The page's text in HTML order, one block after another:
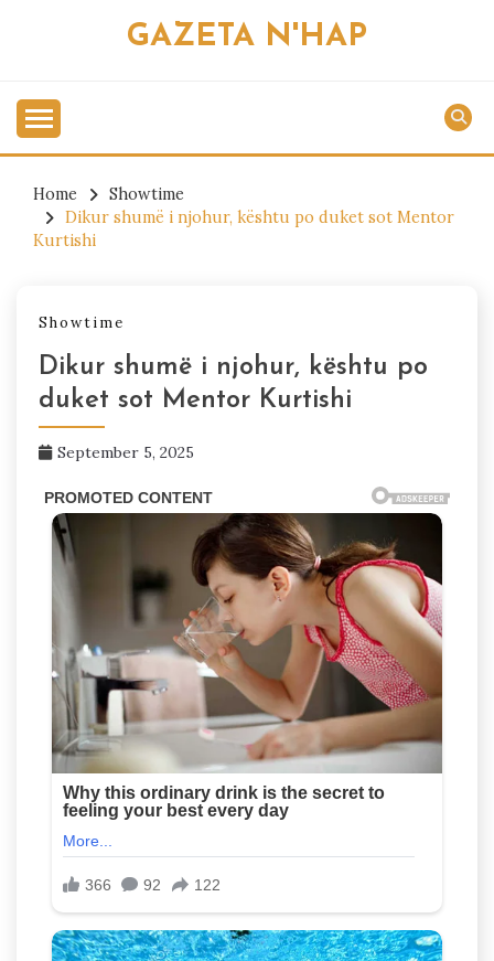
GAZETA N'HAP
Home
Showtime
Dikur shumë i njohur, kështu po duket sot Mentor
Kurtishi
Showtime
Dikur shumë i njohur, kështu po
duket sot Mentor Kurtishi
September 5, 2025